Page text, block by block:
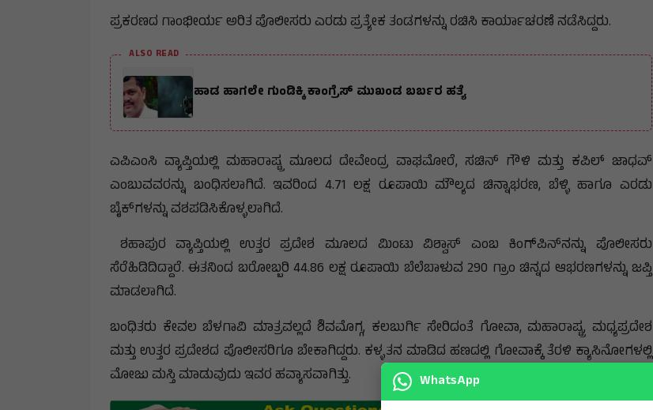
ಪ್ರಕರಣದ ಗಾಂಭೀರ್ಯ ಅರಿತ ಪೊಲೀಸರು ಎರಡು ಪ್ರತ್ಯೇಕ ತಂಡಗಳನ್ನು ರಚಿಸಿ ಕಾರ್ಯಾಚರಣೆ ನಡೆಸಿದ್ದರು.
ALSO READ
ಹಾಡ ಹಾಗಲೇ ಗುಂಡಿಕ್ಕಿ ಕಾಂಗ್ರೆಸ್ ಮುಖಂಡ ಬರ್ಬರ ಹತ್ಯೆ
ಎಪಿಎಂಸಿ ವ್ಯಾಪ್ತಿಯಲ್ಲಿ ಮಹಾರಾಷ್ಟ್ರ ಮೂಲದ ದೇವೇಂದ್ರ ವಾಘಮೋರೆ, ಸಚಿನ್ ಗೌಳಿ ಮತ್ತು ಕಪಿಲ್ ಜಾಧವ್
ಎಂಬುವವರನ್ನು ಬಂಧಿಸಲಾಗಿದೆ. ಇವರಿಂದ 4.71 ಲಕ್ಷ ರೂಪಾಯಿ ಮೌಲ್ಯದ ಚಿನ್ನಾಭರಣ, ಬೆಳ್ಳಿ ಹಾಗೂ ಎರಡು
ಬೈಕ್‌ಗಳನ್ನು ವಶಪಡಿಸಿಕೊಳ್ಳಲಾಗಿದೆ.
ಶಹಾಪುರ ವ್ಯಾಪ್ತಿಯಲ್ಲಿ ಉತ್ತರ ಪ್ರದೇಶ ಮೂಲದ ಮಿಂಟು ವಿಶ್ವಾಸ್ ಎಂಬ ಕಿಂಗ್‌ಪಿನ್‌ನನ್ನು ಪೊಲೀಸರು
ಸೆರೆಹಿಡಿದಿದ್ದಾರೆ. ಈತನಿಂದ ಬರೋಬ್ಬರಿ 44.86 ಲಕ್ಷ ರೂಪಾಯಿ ಬೆಲೆಬಾಳುವ 290 ಗ್ರಾಂ ಚಿನ್ನದ ಆಭರಣಗಳನ್ನು ಜಪ್ತಿ
ಮಾಡಲಾಗಿದೆ.
ಬಂಧಿತರು ಕೇವಲ ಬೆಳಗಾವಿ ಮಾತ್ರವಲ್ಲದೆ ಶಿವಮೊಗ್ಗ, ಕಲಬುರ್ಗಿ ಸೇರಿದಂತೆ ಗೋವಾ, ಮಹಾರಾಷ್ಟ್ರ, ಮಧ್ಯಪ್ರದೇಶ
ಮತ್ತು ಉತ್ತರ ಪ್ರದೇಶದ ಪೊಲೀಸರಿಗೂ ಬೇಕಾಗಿದ್ದರು. ಕಳ್ಳತನ ಮಾಡಿದ ಹಣದಲ್ಲಿ ಗೋವಾಕ್ಕೆ ತೆರಳಿ ಕ್ಯಾಸಿನೋಗಳಲ್ಲಿ
ಮೋಜು ಮಸ್ತಿ ಮಾಡುವುದು ಇವರ ಹವ್ಯಾಸವಾಗಿತ್ತು.
WhatsApp